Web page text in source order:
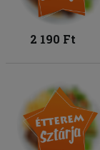
2 190 Ft